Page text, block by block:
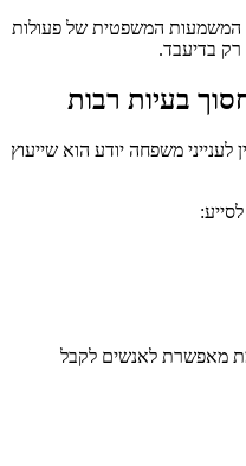
המשמעות המשפטית של פעולות
בדיעבד.
בעיות רבות
משפחה יודע הוא שייעוץ
מאפשרת לאנשים לקבל